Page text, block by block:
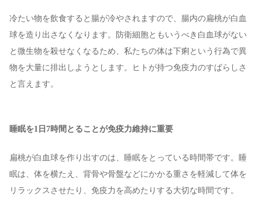
冷たい物を飲食すると腸が冷やされますので、腸内の扁桃が白血
球を造り出さなくなります。防衛細胞ともいうべき白血球がない
と微生物を殺せなくなるため、私たちの体は下痢という行為で異
物を大量に排出しようとします。ヒトが持つ免疫力のすばらしさ
と言えます。
睡眠を1日7時間とることが免疫力維持に重要
扁桃が白血球を作り出すのは、睡眠をとっている時間帯です。睡
眠は、体を横たえ、背骨や骨盤などにかかる重さを軽減して体を
リラックスさせたり、免疫力を高めたりする大切な時間です。